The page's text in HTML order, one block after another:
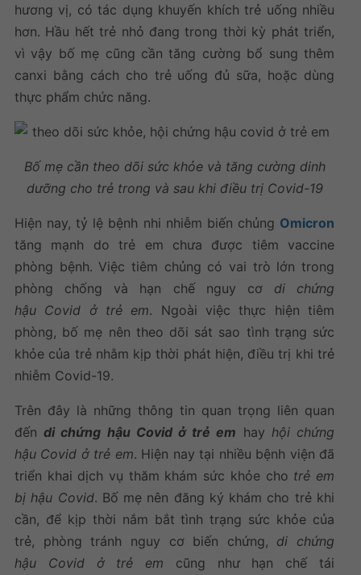
hương vị, có tác dụng khuyến khích trẻ uống nhiều
hơn. Hầu hết trẻ nhỏ đang trong thời kỳ phát triển,
vì vậy bố mẹ cũng cần tăng cường bổ sung thêm
canxi bằng cách cho trẻ uống đủ sữa, hoặc dùng
thực phẩm chức năng.
Bố mẹ cần theo dõi sức khỏe và tăng cường dinh
dưỡng cho trẻ trong và sau khi điều trị Covid-19
Hiện nay, tỷ lệ bệnh nhi nhiễm biến chủng Omicron
tăng mạnh do trẻ em chưa được tiêm vaccine
phòng bệnh. Việc tiêm chủng có vai trò lớn trong
phòng chống và hạn chế nguy cơ di chứng
hậu Covid ở trẻ em. Ngoài việc thực hiện tiêm
phòng, bố mẹ nên theo dõi sát sao tình trạng sức
khỏe của trẻ nhằm kịp thời phát hiện, điều trị khi trẻ
nhiễm Covid-19.
Trên đây là những thông tin quan trọng liên quan
đếndi chứng hậu Covid ở trẻ em hay hội chứng
hậu Covid ở trẻ em. Hiện nay tại nhiều bệnh viện đã
triển khai dịch vụ thăm khám sức khỏe cho trẻ em
bị hậu Covid. Bố mẹ nên đăng ký khám cho trẻ khi
cần, để kịp thời nắm bắt tình trạng sức khỏe của
trẻ, phòng tránh nguy cơ biến chứng, di chứng
hậu Covid ở trẻ em cũng như hạn chế tái